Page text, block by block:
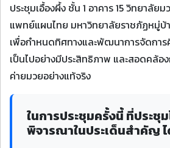
ประชุมเอื้องผึ้ง ชั้น 1 อาคาร 15 วิทยาลัย
แพทย์แผนไทย มหาวิทยาลัยราชภัฏหมู่บ้
เพื่อกำหนดทิศทางและพัฒนาการจัดการ
เป็นไปอย่างมีประสิทธิภาพ และสอดคล้อ
ค่ายมวยอย่างแท้จริง
ในการประชุมครั้งนี้ ที่ประชุ
พิจารณาในประเด็นสำคัญ